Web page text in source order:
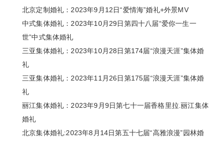
北京定制婚礼：2023年9月12日“爱情海”婚礼+外景MV
中式集体婚礼：2023年10月29日第四十八届“爱你一生一
世”中式集体婚礼
三亚集体婚礼：2023年10月28日第174届“浪漫天涯”集体婚
礼
三亚集体婚礼：2023年11月26日第175届“浪漫天涯”集体婚
礼
丽江集体婚礼：2023年9月9日第七十一届香格里拉.丽江集体
婚礼
北京集体婚礼:2023年8月14日第五十七届“高雅浪漫”园林婚